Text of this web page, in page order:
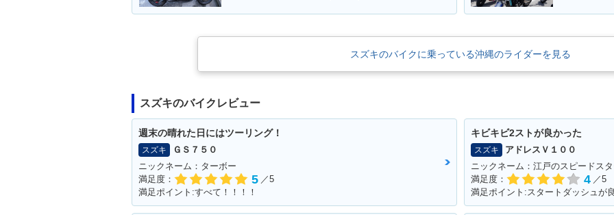
スズキのバイクに乗っている沖縄のライダーを見る
スズキのバイクレビュー
週末の晴れた日にはツーリング！
スズキ
ＧＳ７５０
ニックネーム：ターボー
満足度：
5 ／5
満足ポイント:すべて！！！！
キビキビ2ストが良かった
スズキ
アドレスＶ１００
ニックネーム：江戸のスピードス
満足度：
4 ／5